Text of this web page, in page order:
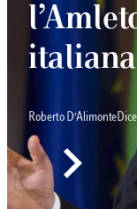
italiana
Roberto D’Alimonte